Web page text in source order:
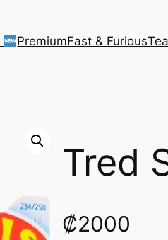
PremiumFast & Furious
Tred
₡2000